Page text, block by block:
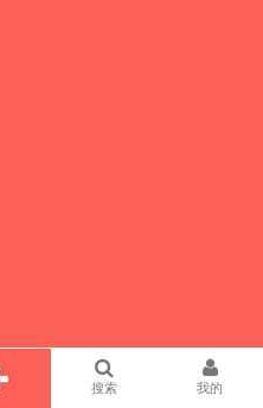
搜索 我的